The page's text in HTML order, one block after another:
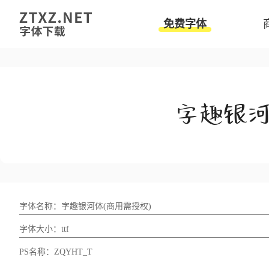
免费字体
字体名称：字趣银河体(商用需授权)
字体大小：ttf
PS名称：ZQYHT_T